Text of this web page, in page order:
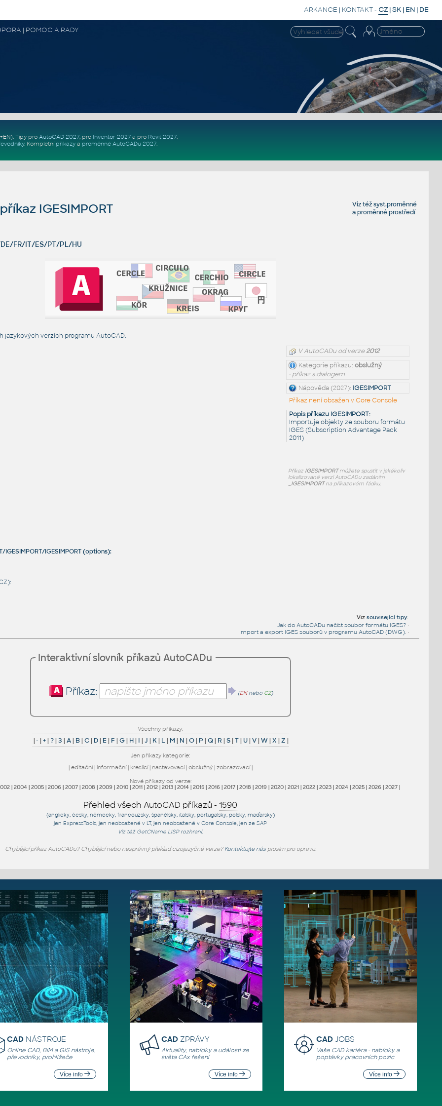
ARKANCE | KONTAKT- CZ |SK | EN | DE
| POMOC A RADY
. Tipy pro AutoCAD 2027, pro Inventor 2027a pro Revit 2027.
. Kompletní příkazya proměnné AutoCADu 2027.
Viz téžsyst.proměnné
aproměnné prostředí
IGESIMPORT
FR/IT/ES/PT/PL/HU
jazykových verzích programu AutoCAD:
V AutoCADu od verze2012
Kategorie příkazu:obslužný
• příkaz s dialogem
Nápověda (2027): IGESIMPORT
Příkaz není obsažen v Core Console
Popis příkazu IGESIMPORT:
Importuje objekty ze souboru formátu
IGES (Subscription Advantage Pack
2011)
Příkaz IGESIMPORTmůžete spustit v jakékoliv
lokalizované verzi AutoCADu zadáním
_IGESIMPORTna příkazovém řádku.
IGESIMPORT/IGESIMPORT (options):
Vizsouvisející tipy:
Jak do AutoCADu načíst soubor formátu IGES? •
Import a export IGES souborů v programu AutoCAD (DWG). •
Interaktivní slovník příkazů AutoCADu
Příkaz: (ENnebo CZ)
Všechny příkazy:
|- |+|?|3 |A| B|C| D| E| F |G| H| I |J | K| L | M | N |O| P |Q| R |S|T| U|V|W|X |Z |
Jen příkazy kategorie:
| editační| informační| kreslicí| nastavovací| obslužný| zobrazovací|
Nové příkazy od verze:
| 2004| 2005| 2006| 2007| 2008 | 2009| 2010| 2011| 2012| 2013| 2014| 2015| 2016| 2017| 2018 | 2019| 2020| 2021| 2022| 2023| 2024| 2025| 2026| 2027|
Přehled všech AutoCAD příkazů - 1590
(anglicky, česky, německy, francouzsky, španělsky, italsky, portugalsky, polsky, maďarsky)
jen ExpressTools, jenneobsažené v LT, jenneobsažené v Core Console, jenze SAP
Viz též GetCName LISP rozhraní.
Chybějící příkaz AutoCADu? Chybějící nebo nesprávný překlad cizojazyčné verze? Kontaktujte násprosím pro opravu.
CAD NÁSTROJE
Online CAD, BIM a GIS nástroje,
převodníky, prohlížeče
Více info
CAD ZPRÁVY
Aktuality, nabídky a události ze
světa CAx řešení
Více info
CADJOBS
Vaše CAD kariéra - nabídky a
poptávky pracovních pozic
Více info